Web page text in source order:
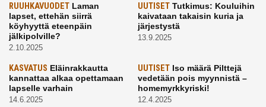
RUUHKAVUODET Laman
lapset, ettehän siirrä
köyhyyttä eteenpäin
jälkipolville?
2.10.2025
UUTISETTutkimus: Kouluihin
kaivataan takaisin kuria ja
järjestystä
13.9.2025
KASVATUS Eläinrakkautta
kannattaa alkaa opettamaan
lapselle varhain
14.6.2025
UUTISETIso määrä Pilttejä
vedetään pois myynnistä –
homemyrkkyriski!
12.4.2025